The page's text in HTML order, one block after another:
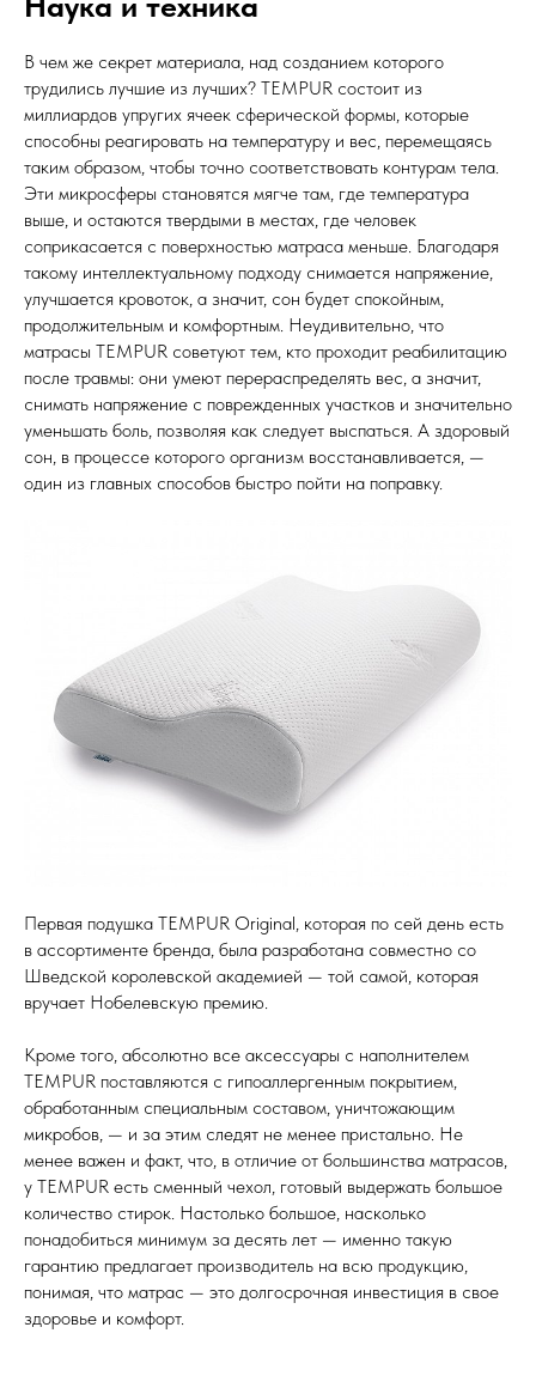
В чем же секрет материала, над созданием которого
трудились лучшие из лучших? TEMPUR состоит из
миллиардов упругих ячеек сферической формы, которые
способны реагировать на температуру и вес, перемещаясь
таким образом, чтобы точно соответствовать контурам тела.
Эти микросферы становятся мягче там, где температура
выше, и остаются твердыми в местах, где человек
соприкасается с поверхностью матраса меньше. Благодаря
такому интеллектуальному подходу снимается напряжение,
улучшается кровоток, а значит, сон будет спокойным,
продолжительным и комфортным. Неудивительно, что
матрасы TEMPUR советуют тем, кто проходит реабилитацию
после травмы: они умеют перераспределять вес, а значит,
снимать напряжение с поврежденных участков и значительно
уменьшать боль, позволяя как следует выспаться. А здоровый
сон, в процессе которого организм восстанавливается, —
один из главных способов быстро пойти на поправку.
Первая подушка TEMPUR Original, которая по сей день есть
в ассортименте бренда, была разработана совместно со
Шведской королевской академией — той самой, которая
вручает Нобелевскую премию.
Кроме того, абсолютно все аксессуары с наполнителем
TEMPUR поставляются с гипоаллергенным покрытием,
обработанным специальным составом, уничтожающим
микробов, — и за этим следят не менее пристально. Не
менее важен и факт, что, в отличие от большинства матрасов,
у TEMPUR есть сменный чехол, готовый выдержать большое
количество стирок. Настолько большое, насколько
понадобиться минимум за десять лет — именно такую
гарантию предлагает производитель на всю продукцию,
понимая, что матрас — это долгосрочная инвестиция в свое
здоровье и комфорт.